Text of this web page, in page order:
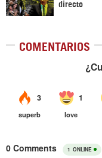
directo
COMENTARIOS